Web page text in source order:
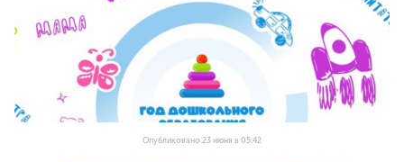
Опубликовано 23 июня в 05:42